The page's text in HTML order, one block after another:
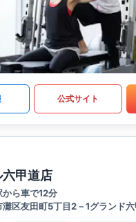
公式サイト
六甲道店
ら車で12分
区友田町5丁目2－1グランド